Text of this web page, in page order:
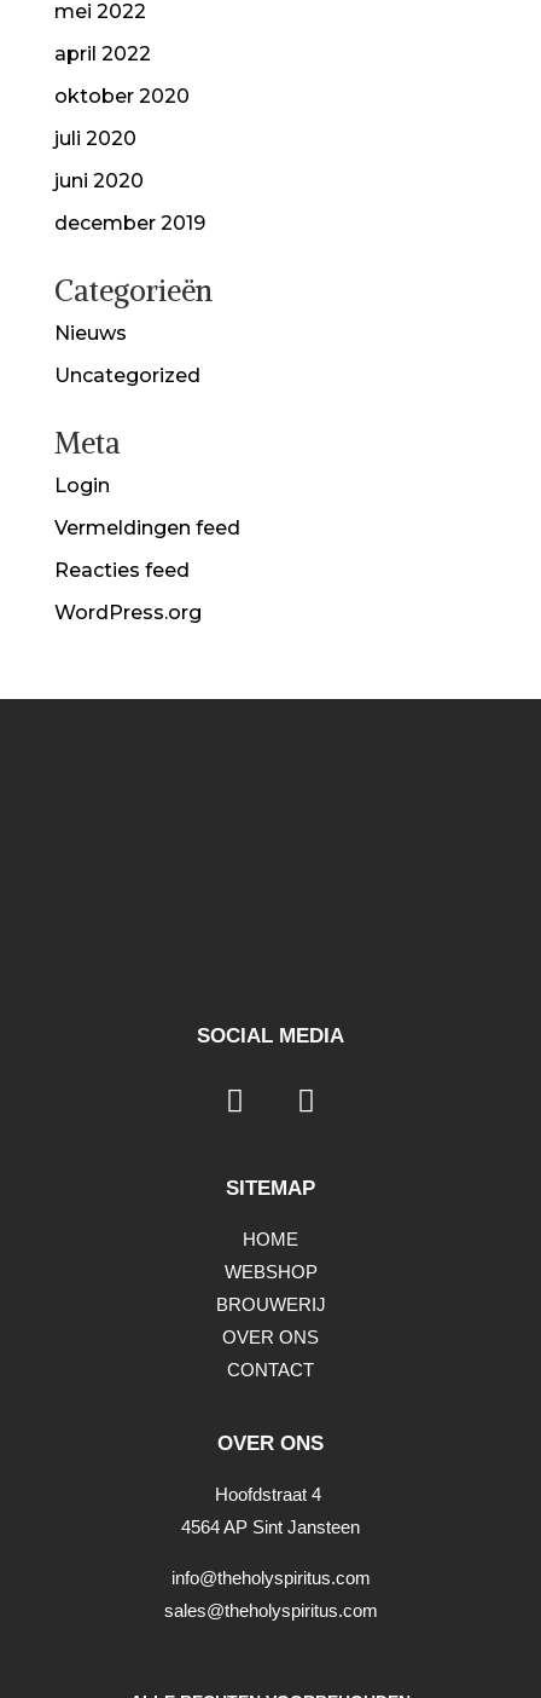
mei 2022
april 2022
oktober 2020
juli 2020
juni 2020
december 2019
Categorieën
Nieuws
Uncategorized
Meta
Login
Vermeldingen feed
Reacties feed
WordPress.org
SOCIAL MEDIA
SITEMAP
HOME
WEBSHOP
BROUWERIJ
OVER ONS
CONTACT
OVER ONS
Hoofdstraat 4
4564 AP Sint Jansteen
info@theholyspiritus.com
sales@theholyspiritus.com